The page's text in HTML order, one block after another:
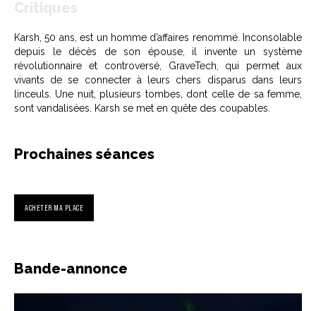
Karsh, 50 ans, est un homme d’affaires renommé. Inconsolable
depuis le décès de son épouse, il invente un système
révolutionnaire et controversé, GraveTech, qui permet aux
vivants de se connecter à leurs chers disparus dans leurs
linceuls. Une nuit, plusieurs tombes, dont celle de sa femme,
sont vandalisées. Karsh se met en quête des coupables.
Prochaines séances
ACHETER MA PLACE
Bande-annonce